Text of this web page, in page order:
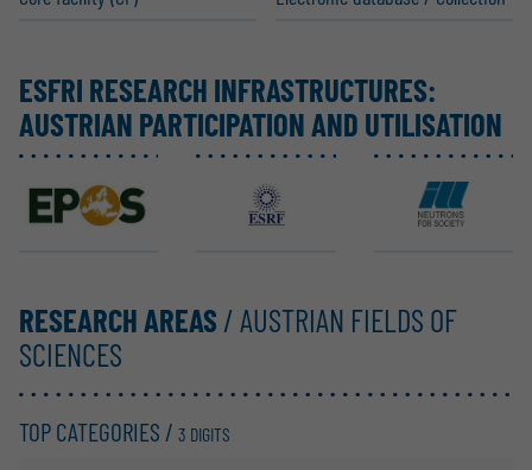
ESFRI RESEARCH INFRAS­TRUC­TURES:
AUSTRIAN PARTI­CI­PATION AND UTILI­SATION
RESEARCH AREAS / AUSTRIAN FIELDS OF
SCIENCES
TOP CATEGORIES / 3 DIGITS